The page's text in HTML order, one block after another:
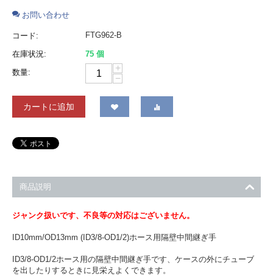
お問い合わせ
コード: FTG962-B
在庫状況:
75 個
数量:
+
−
カートに追加
商品説明
ジャンク扱いです、不良等の対応はございません。
ID10mm/OD13mm (ID3/8-OD1/2)ホース用隔壁中間継ぎ手
ID3/8-OD1/2ホース用の隔壁中間継ぎ手です、ケースの外にチューブ
を出したりするときに見栄えよくできます。